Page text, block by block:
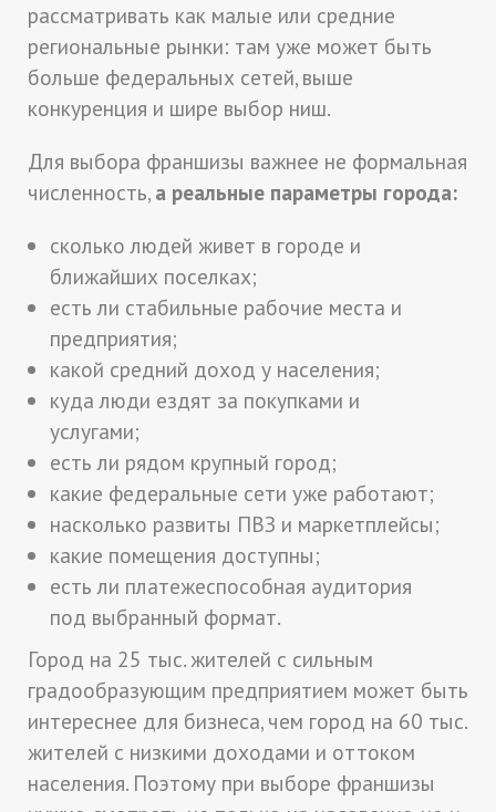
рассматривать как малые или средние
региональные рынки: там уже может быть
больше федеральных сетей, выше
конкуренция и шире выбор ниш.
Для выбора франшизы важнее не формальная
численность, а реальные параметры города:
сколько людей живет в городе и
ближайших поселках;
есть ли стабильные рабочие места и
предприятия;
какой средний доход у населения;
куда люди ездят за покупками и
услугами;
есть ли рядом крупный город;
какие федеральные сети уже работают;
насколько развиты ПВЗ и маркетплейсы;
какие помещения доступны;
есть ли платежеспособная аудитория
под выбранный формат.
Город на 25 тыс. жителей с сильным
градообразующим предприятием может быть
интереснее для бизнеса, чем город на 60 тыс.
жителей с низкими доходами и оттоком
населения. Поэтому при выборе франшизы